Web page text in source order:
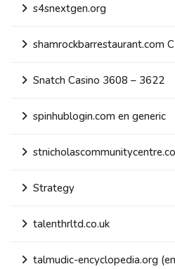
s4snextgen.org
shamrockbarrestaurant.com
Snatch Casino 3608 – 3622
spinhublogin.com en generic
Strategy
talenthrltd.co.uk
talmudic-encyclopedia.org